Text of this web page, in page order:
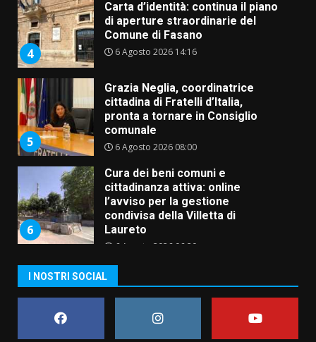
4
Carta d’identità: continua il piano
di aperture straordinarie del
Comune di Fasano
6 Agosto 2026 14:16
5
Grazia Neglia, coordinatrice
cittadina di Fratelli d’Italia,
pronta a tornare in Consiglio
comunale
6 Agosto 2026 08:00
6
Cura dei beni comuni e
cittadinanza attiva: online
l’avviso per la gestione
condivisa della Villetta di
Laureto
6 Agosto 2026 06:20
assoluta de “L’Albergo
Belvedere. Il rapimento”
6 Agosto 2026 06:15
I NOSTRI SOCIAL